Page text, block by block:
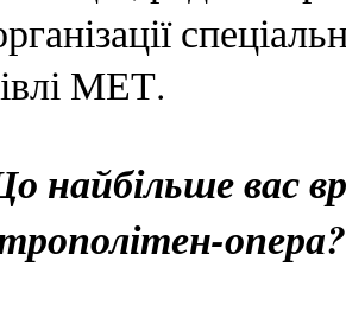
МЕТ.
найбільше вас
опера?